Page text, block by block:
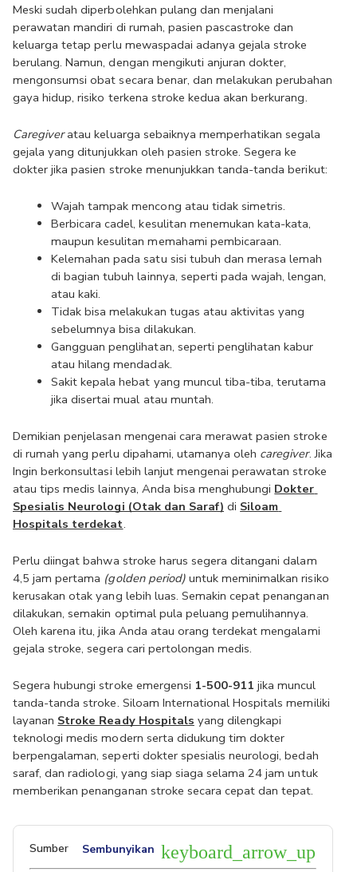
Meski sudah diperbolehkan pulang dan menjalani
perawatan mandiri di rumah, pasien pascastroke dan
keluarga tetap perlu mewaspadai adanya gejala stroke
berulang. Namun, dengan mengikuti anjuran dokter,
mengonsumsi obat secara benar, dan melakukan perubahan
gaya hidup, risiko terkena stroke kedua akan berkurang.
Caregiver atau keluarga sebaiknya memperhatikan segala
gejala yang ditunjukkan oleh pasien stroke. Segera ke
dokter jika pasien stroke menunjukkan tanda-tanda berikut:
Wajah tampak mencong atau tidak simetris.
Berbicara cadel, kesulitan menemukan kata-kata,
maupun kesulitan memahami pembicaraan.
Kelemahan pada satu sisi tubuh dan merasa lemah
di bagian tubuh lainnya, seperti pada wajah, lengan,
atau kaki.
Tidak bisa melakukan tugas atau aktivitas yang
sebelumnya bisa dilakukan.
Gangguan penglihatan, seperti penglihatan kabur
atau hilang mendadak.
Sakit kepala hebat yang muncul tiba-tiba, terutama
jika disertai mual atau muntah.
Demikian penjelasan mengenai cara merawat pasien stroke
di rumah yang perlu dipahami, utamanya oleh caregiver. Jika
Ingin berkonsultasi lebih lanjut mengenai perawatan stroke
atau tips medis lainnya, Anda bisa menghubungi Dokter
Spesialis Neurologi (Otak dan Saraf) di Siloam
Hospitals terdekat.
Perlu diingat bahwa stroke harus segera ditangani dalam
4,5 jam pertama (golden period) untuk meminimalkan risiko
kerusakan otak yang lebih luas. Semakin cepat penanganan
dilakukan, semakin optimal pula peluang pemulihannya.
Oleh karena itu, jika Anda atau orang terdekat mengalami
gejala stroke, segera cari pertolongan medis.
Segera hubungi stroke emergensi 1-500-911 jika muncul
tanda-tanda stroke. Siloam International Hospitals memiliki
layanan Stroke Ready Hospitals yang dilengkapi
teknologi medis modern serta didukung tim dokter
berpengalaman, seperti dokter spesialis neurologi, bedah
saraf, dan radiologi, yang siap siaga selama 24 jam untuk
memberikan penanganan stroke secara cepat dan tepat.
Sumber Sembunyikan keyboard_arrow_up